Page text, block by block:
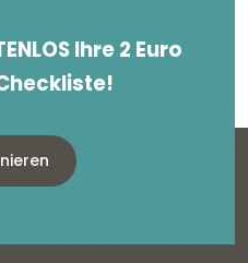
Ihre 2 Euro